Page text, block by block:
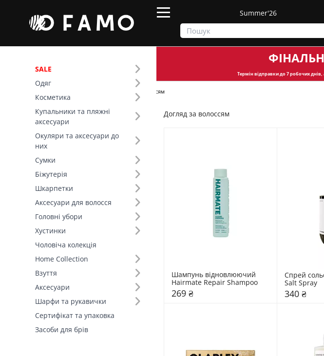
Summer'26
SALE
Одяг
Косметика
Купальники та пляжні
аксесуари
Окуляри та аксесуари до
них
Сумки
Біжутерія
Шкарпетки
Аксесуари для волосся
Головні убори
Хустинки
Чоловіча колекція
Home Collection
Взуття
Аксесуари
Шарфи та рукавички
Сертифікат та упаковка
Засоби для брів
Термін відправкидо 7 робочих днів,
Догляд за волоссям
Фільтр
Ціна
SALE
Бренд (33)
Вид товару (59)
Догляд за волоссям
Шампунь відновлюючий
Hairmate Repair Shampoo
269 ₴
Спрей
Salt Spray
340 ₴